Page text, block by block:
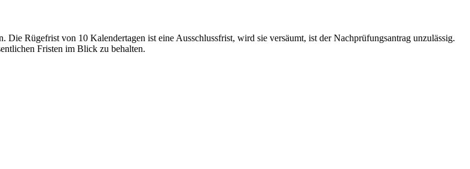
Die Rügefrist von 10 Kalendertagen ist eine Ausschlussfrist, wird sie versäumt, ist der Nachprüfungsantrag unzulässig.
Fristen im Blick zu behalten.